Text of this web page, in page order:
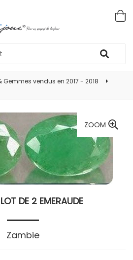
Gemmes vendus en 2017 - 2018
ZOOM
DE 2 EMERAUDE
Zambie